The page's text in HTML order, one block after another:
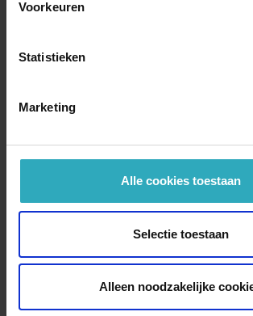
Voorkeuren
Statistieken
Marketing
Alle cookies toestaan
Selectie toestaan
Alleen noodzakelijke
symposium De band van de
Het (niet zo) orthodoxe leven
Het boek van Charlie Mackesy
Het geanimeerde verhaal: De
Het strand van de verloren
Het valt te doen! van Geert Jan
Het verborgen ei
Hoe herdenken wij
Hoe kijken de engelen naar
Hoe overleef ik moeilijke
Hoe ziet de hemel er uit?
Honden voor het leven – Arthur
Hoop voor de Aarde